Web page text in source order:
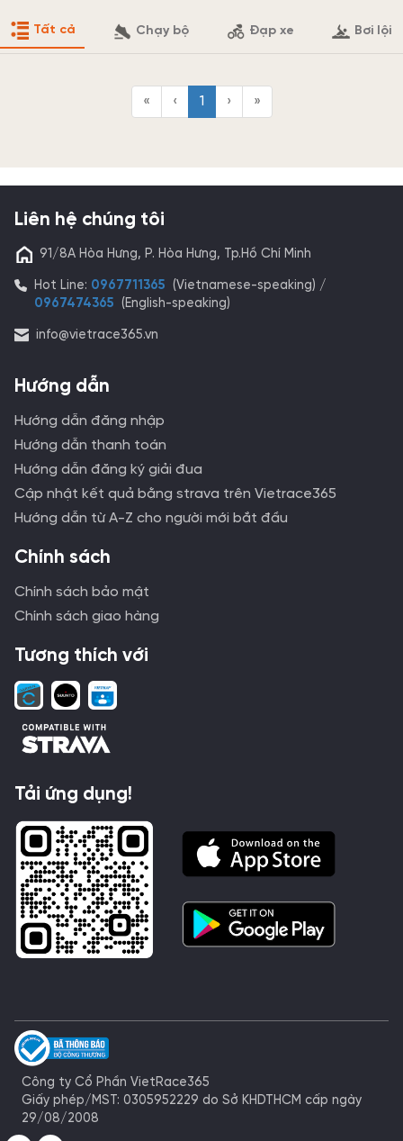
Tất cả Chạy bộ Đạp xe Bơi lội
« ‹ 1 › »
Liên hệ chúng tôi
91/8A Hòa Hưng, P. Hòa Hưng, Tp.Hồ Chí Minh
Hot Line: 0967711365 (Vietnamese-speaking) /
0967474365 (English-speaking)
info@vietrace365.vn
Hướng dẫn
Hướng dẫn đăng nhập
Hướng dẫn thanh toán
Hướng dẫn đăng ký giải đua
Cập nhật kết quả bằng strava trên Vietrace365
Hướng dẫn từ A-Z cho người mới bắt đầu
Chính sách
Chính sách bảo mật
Chính sách giao hàng
Tương thích với
Tải ứng dụng!
Công ty Cổ Phần VietRace365
Giấy phép/MST: 0305952229 do Sở KHDTHCM cấp ngày
29/08/2008